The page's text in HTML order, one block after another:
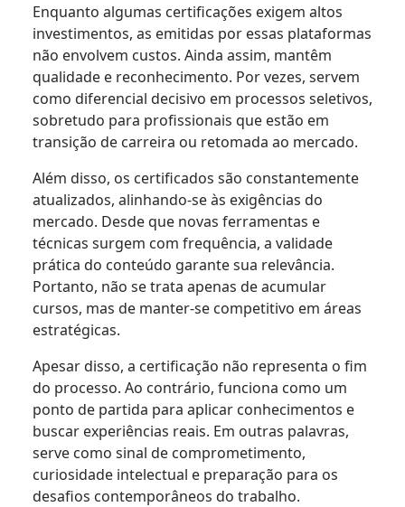
Enquanto algumas certificações exigem altos
investimentos, as emitidas por essas plataformas
não envolvem custos. Ainda assim, mantêm
qualidade e reconhecimento. Por vezes, servem
como diferencial decisivo em processos seletivos,
sobretudo para profissionais que estão em
transição de carreira ou retomada ao mercado.
Além disso, os certificados são constantemente
atualizados, alinhando-se às exigências do
mercado. Desde que novas ferramentas e
técnicas surgem com frequência, a validade
prática do conteúdo garante sua relevância.
Portanto, não se trata apenas de acumular
cursos, mas de manter-se competitivo em áreas
estratégicas.
Apesar disso, a certificação não representa o fim
do processo. Ao contrário, funciona como um
ponto de partida para aplicar conhecimentos e
buscar experiências reais. Em outras palavras,
serve como sinal de comprometimento,
curiosidade intelectual e preparação para os
desafios contemporâneos do trabalho.